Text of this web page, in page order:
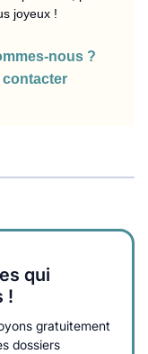
joyeux !
nous ?
contacter
qui
!
gratuitement
dossiers